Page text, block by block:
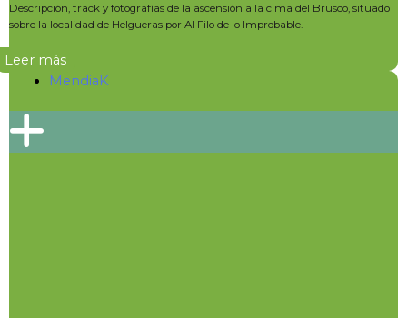
Descripción, track y fotografías de la ascensión a la cima del Brusco, situado
sobre la localidad de Helgueras por Al Filo de lo Improbable.
Leer más
MendiaK